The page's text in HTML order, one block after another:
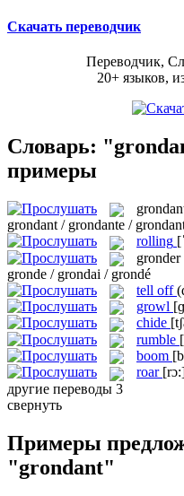
Скачать переводчик
Переводчик,
20+ языков,
Словарь:
примеры
grondant / grondante /
rolling
gronder
gronde / grondai / grondé
tell off
growl
chide
rumble
boom
roar [rɔ:]
другие переводы 3
свернуть
Примеры
"grondant"